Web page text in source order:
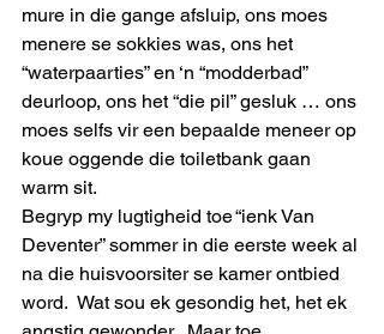
mure in die gange afsluip, ons moes
menere se sokkies was, ons het
“waterpaarties” en ‘n “modderbad”
deurloop, ons het “die pil” gesluk … ons
moes selfs vir een bepaalde meneer op
koue oggende die toiletbank gaan
warm sit.
Begryp my lugtigheid toe “ienk Van
Deventer” sommer in die eerste week al
na die huisvoorsiter se kamer ontbied
word.  Wat sou ek gesondig het, het ek